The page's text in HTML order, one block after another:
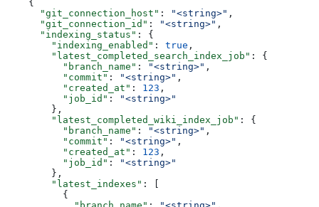
    {
      "git_connection_host"
: "<string>" ,
      "git_connection_id"
: "<string>" ,
      "indexing_status"
: {
        "indexing_enabled"
: true ,
        "latest_completed_search_index_job"
: {
          "branch_name"
: "<string>" ,
          "commit"
: "<string>" ,
          "created_at"
: 123 ,
          "job_id"
:
"<string>"
        },
        "latest_completed_wiki_index_job"
: {
          "branch_name"
: "<string>" ,
          "commit"
: "<string>" ,
          "created_at"
: 123 ,
          "job_id"
:
"<string>"
        },
        "latest_indexes"
: [
          {